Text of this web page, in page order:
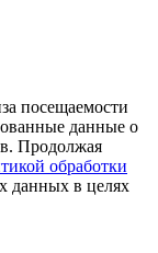
посещаемости
данные о
Продолжая
обработки
данных в целях